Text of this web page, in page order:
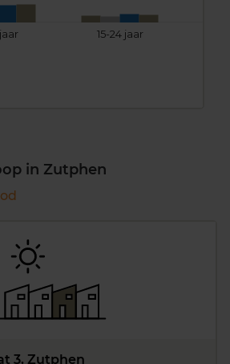
15-24 jaar
in Zutphen
3, Zutphen